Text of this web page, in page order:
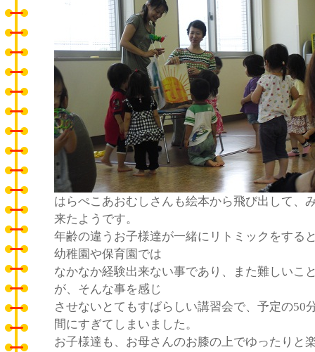
はらぺこあおむしさんも絵本から飛び出して、
来たようです。
年齢の違うお子様達が一緒にリトミックをする
幼稚園や保育園では
なかなか経験出来ない事であり、また難しいこ
が、そんな事を感じ
させないとてもすばらしい講習会で、予定の50
間にすぎてしまいました。
お子様達も、お母さんのお膝の上でゆったりと